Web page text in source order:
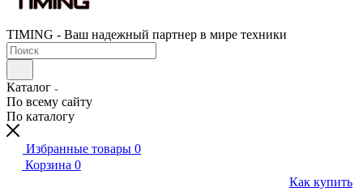
TIMING - Ваш надежный партнер в мире техники
Каталог
По всему сайту
По каталогу
Избранные товары 0
Корзина 0
Как купить